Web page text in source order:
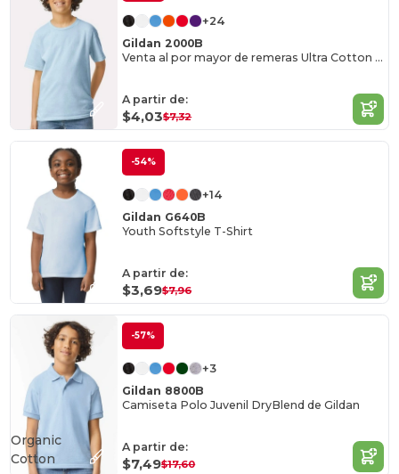
+24
Gildan 2000B
Venta al por mayor de remeras Ultra Cotton para niños
A partir de:
$4,03$7,32
-54%
+14
Gildan G640B
Youth Softstyle T-Shirt
A partir de:
$3,69$7,96
-57%
+3
Gildan 8800B
Camiseta Polo Juvenil DryBlend de Gildan
A partir de:
$7,49$17,60
Organic
Cotton